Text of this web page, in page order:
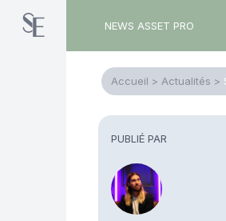
NEWS ASSET PRO
Accueil > Actualités >
PUBLIÉ PAR